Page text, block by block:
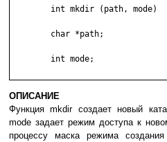
        int mkdir (path, mode)
        char *path;
        int mode;
ОПИСАНИЕ
Функция mkdir создает новый
mode задает режим доступа к
процессу маска режима